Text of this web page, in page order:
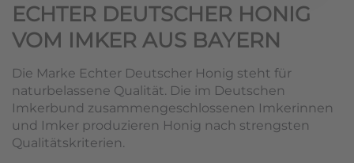
ECHTER DEUTSCHER HONIG
VOM IMKER AUS BAYERN
Die Marke Echter Deutscher Honig steht für
naturbelassene Qualität. Die im Deutschen
Imkerbund zusammengeschlossenen Imkerinnen
und Imker produzieren Honig nach strengsten
Qualitätskriterien.